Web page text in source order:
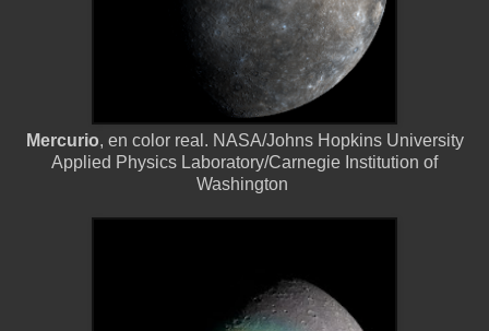
Mercurio, en color real. NASA/Johns Hopkins University
Applied Physics Laboratory/Carnegie Institution of
Washington